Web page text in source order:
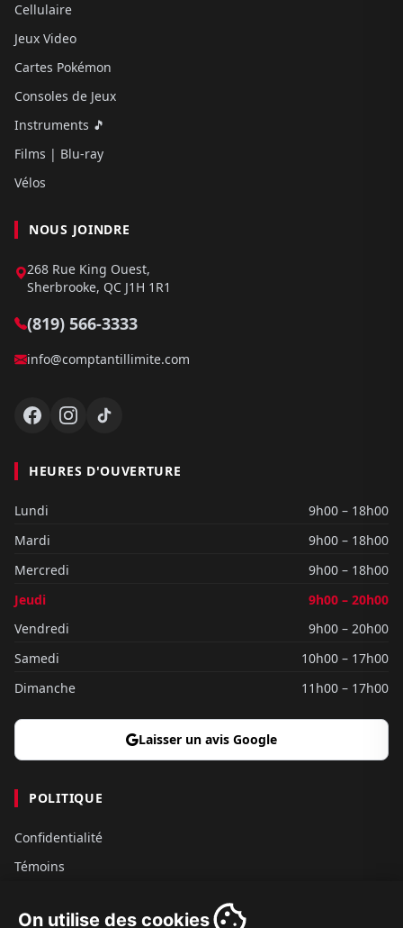
On utilise des cookies
Cellulaire
Jeux Video
Cartes Pokémon
Consoles de Jeux
Instruments 🎵
Films | Blu-ray
Vélos
NOUS JOINDRE
268 Rue King Ouest,
Sherbrooke, QC J1H 1R1
(819) 566-3333
info@comptantillimite.com
HEURES D'OUVERTURE
Lundi
9h00 – 18h00
Mardi
9h00 – 18h00
Mercredi
9h00 – 18h00
Jeudi
9h00 – 20h00
Vendredi
9h00 – 20h00
Samedi
10h00 – 17h00
Dimanche
11h00 – 17h00
Laisser un avis Google
POLITIQUE
Confidentialité
Témoins
Conditions